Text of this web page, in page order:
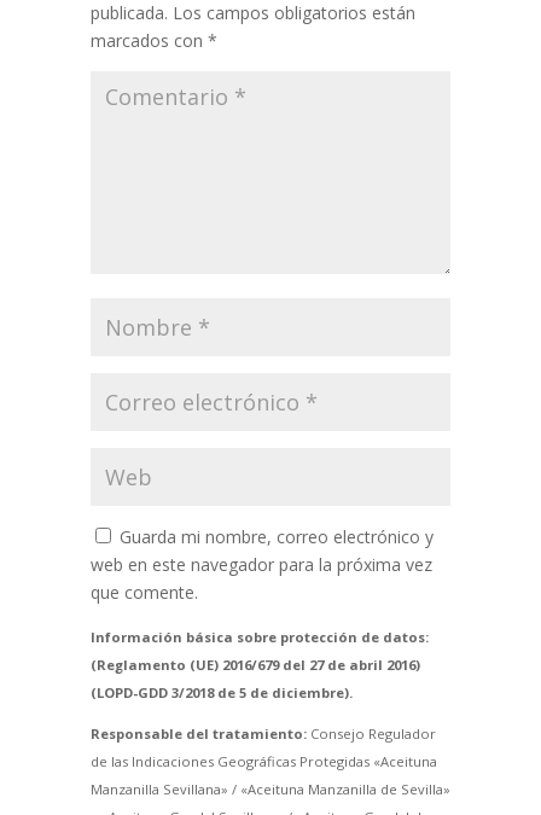
publicada. Los campos obligatorios están
marcados con *
Guarda mi nombre, correo electrónico y
web en este navegador para la próxima vez
que comente.
Información básica sobre protección de datos:
(Reglamento (UE) 2016/679 del 27 de abril 2016)
(LOPD-GDD 3/2018 de 5 de diciembre).
Responsable del tratamiento:Consejo Regulador
de las Indicaciones Geográficas Protegidas «Aceituna
Manzanilla Sevillana» / «Aceituna Manzanilla de Sevilla»